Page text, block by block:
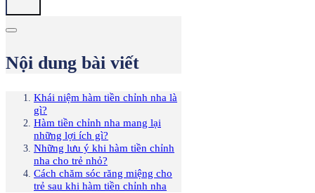
Nội dung bài viết
Khái niệm hàm tiền chỉnh nha là
gì?
Hàm tiền chỉnh nha mang lại
những lợi ích gì?
Những lưu ý khi hàm tiền chỉnh
nha cho trẻ nhỏ?
Cách chăm sóc răng miệng cho
trẻ sau khi hàm tiền chỉnh nha